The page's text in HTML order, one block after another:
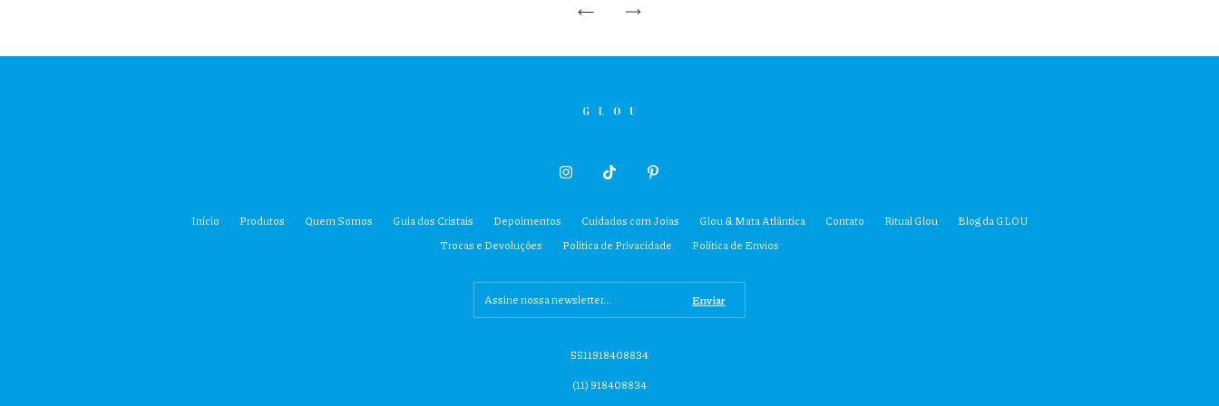
Início Produtos Quem Somos Guia dos Cristais Depoimentos Cuidados com Joias Glou & Mata Atlântica Contato Ritual Glou
Blog da GLOU
Trocas e Devoluções
Política de Privacidade Política de Envios
5511918408834
(11) 918408834